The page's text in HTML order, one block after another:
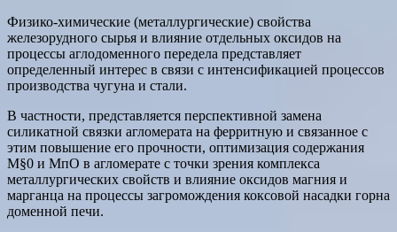
Физико-химические (металлургические) свойства
железорудного сырья и влияние отдельных оксидов на
процессы аглодоменного передела представляет
определенный интерес в связи с интенсификацией процессов
производства чугуна и стали.
В частности, представляется перспективной замена
силикатной связки агломерата на ферритную и связанное с
этим повышение его прочности, оптимизация содержания
М§0 и МпО в агломерате с точки зрения комплекса
металлургических свойств и влияние оксидов магния и
марганца на процессы загромождения коксовой насадки горна
доменной печи.